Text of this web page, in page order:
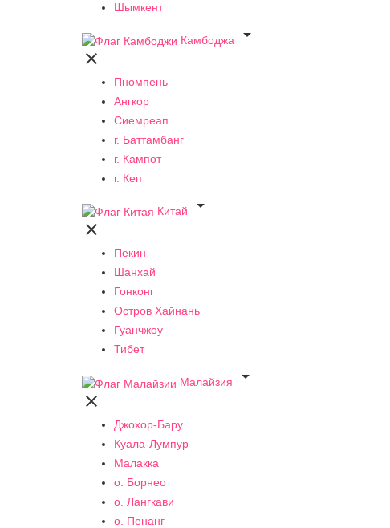
Шымкент
Камбоджа


Пномпень
Ангкор
Сиемреап
г. Баттамбанг
г. Кампот
г. Кеп
Китай


Пекин
Шанхай
Гонконг
Остров Хайнань
Гуанчжоу
Тибет
Малайзия


Джохор-Бару
Куала-Лумпур
Малакка
о. Борнео
о. Лангкави
о. Пенанг